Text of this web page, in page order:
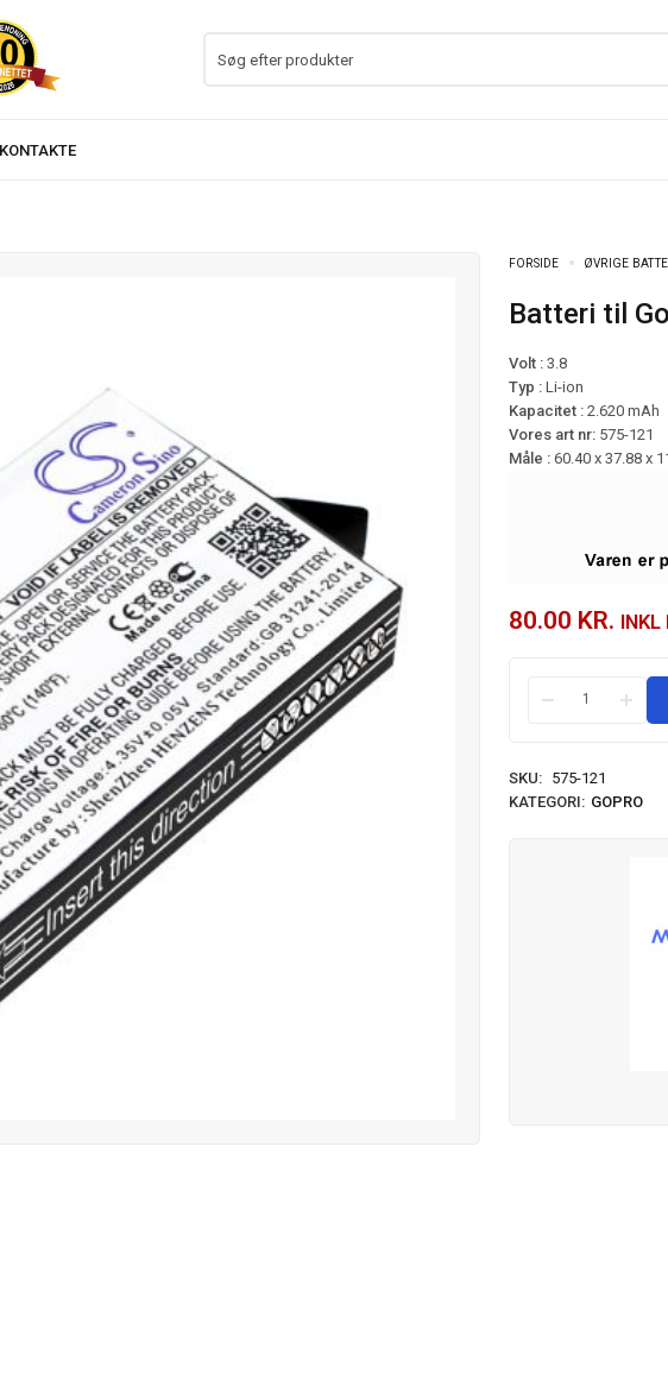
FORSIDE ØVRIGE
Batteri til
Volt :3.8
Typ : Li-ion
Kapacitet : 2.620 mAh
Vores art nr: 575-121
Måle : 60.40 x 37.88 x
80.00 KR. INKL
SKU:
575-121
KATEGORI: GOPRO